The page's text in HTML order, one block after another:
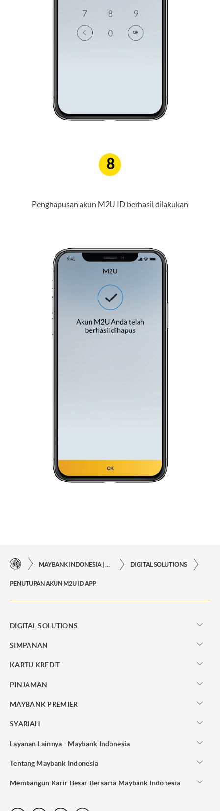
8
Penghapusan akun M2U ID berhasil dilakukan
DIGITAL SOLUTIONS
PENUTUPAN AKUN M2U ID APP
DIGITAL SOLUTIONS
SIMPANAN
KARTU KREDIT
PINJAMAN
MAYBANK PREMIER
SYARIAH
Layanan Lainnya - Maybank Indonesia
Tentang Maybank Indonesia
Membangun Karir Besar Bersama Maybank Indonesia